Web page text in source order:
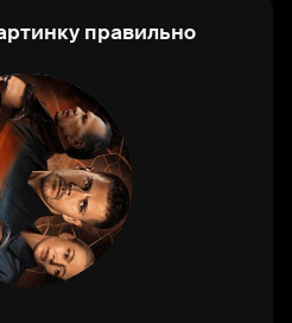
правильно